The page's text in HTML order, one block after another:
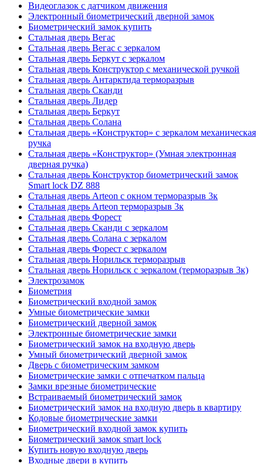
Видеоглазок с датчиком движения
Электронный биометрический дверной замок
Биометрический замок купить
Стальная дверь Вегас
Стальная дверь Вегас с зеркалом
Стальная дверь Беркут с зеркалом
Стальная дверь Конструктор с механической ручкой
Стальная дверь Антарктида терморазрыв
Стальная дверь Сканди
Стальная дверь Лидер
Стальная дверь Беркут
Стальная дверь Солана
Стальная дверь «Конструктор» с зеркалом механическая
ручка
Стальная дверь «Конструктор» (Умная электронная
дверная ручка)
Стальная дверь Конструктор биометрический замок
Smart lock DZ 888
Стальная дверь Arteon с окном терморазрыв 3к
Стальная дверь Arteon терморазрыв 3к
Стальная дверь Форест
Стальная дверь Сканди с зеркалом
Стальная дверь Солана с зеркалом
Стальная дверь Форест с зеркалом
Стальная дверь Норильск терморазрыв
Стальная дверь Норильск с зеркалом (терморазрыв 3к)
Электрозамок
Биометрия
Биометрический входной замок
Умные биометрические замки
Биометрический дверной замок
Электронные биометрические замки
Биометрический замок на входную дверь
Умный биометрический дверной замок
Дверь с биометрическим замком
Биометрические замки с отпечатком пальца
Замки врезные биометрические
Встраиваемый биометрический замок
Биометрический замок на входную дверь в квартиру
Кодовые биометрические замки
Биометрический входной замок купить
Биометрический замок smart lock
Купить новую входную дверь
Входные двери в купить